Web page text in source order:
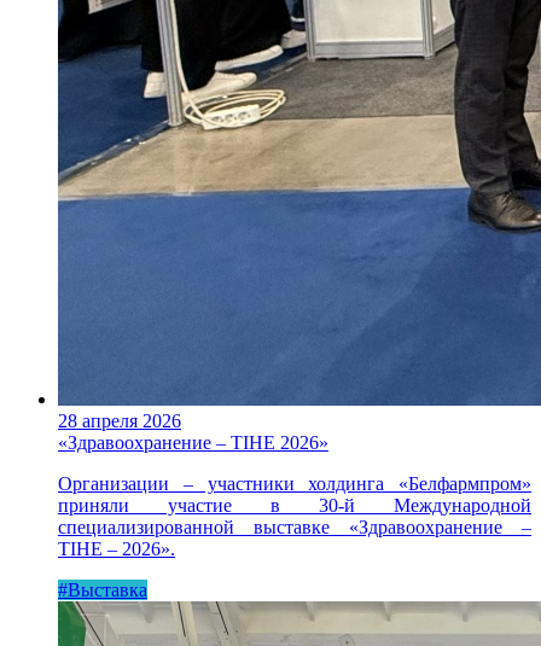
28 апреля 2026
«Здравоохранение – TIHE 2026»
Организации – участники холдинга «Белфармпром»
приняли участие в 30-й Международной
специализированной выставке «Здравоохранение –
TIHE – 2026».
#Выставка